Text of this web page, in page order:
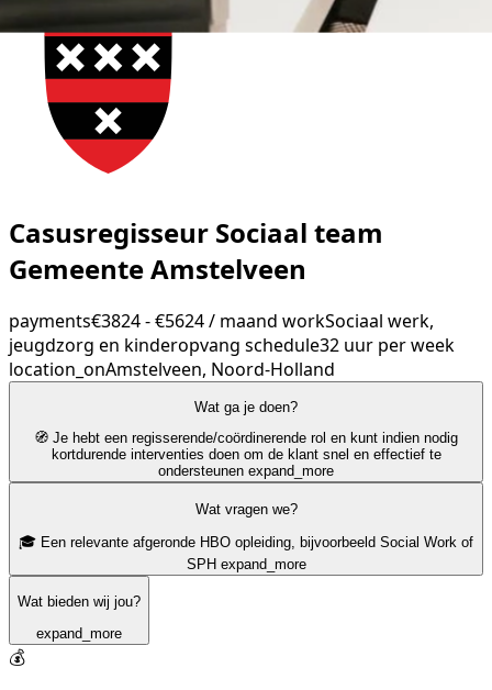
Casusregisseur Sociaal team
Gemeente Amstelveen
payments€3824 - €5624 / maand workSociaal werk,
jeugdzorg en kinderopvang schedule32 uur per week
location_onAmstelveen, Noord-Holland
Wat ga je doen?
🧭 Je hebt een regisserende/coördinerende rol en kunt indien nodig
kortdurende interventies doen om de klant snel en effectief te
ondersteunen expand_more
Wat vragen we?
🎓 Een relevante afgeronde HBO opleiding, bijvoorbeeld Social Work of
SPH expand_more
Wat bieden wij jou?
expand_more
💰